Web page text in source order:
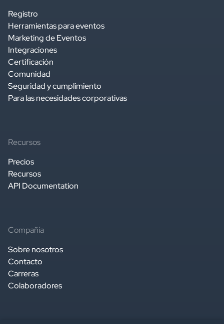
Registro
Herramientas para eventos
Marketing de Eventos
Integraciones
Certificación
Comunidad
Seguridad y cumplimiento
Para las necesidades corporativas
Recursos
Precios
Recursos
API Documentation
Compañía
Sobre nosotros
Contacto
Carreras
Colaboradores